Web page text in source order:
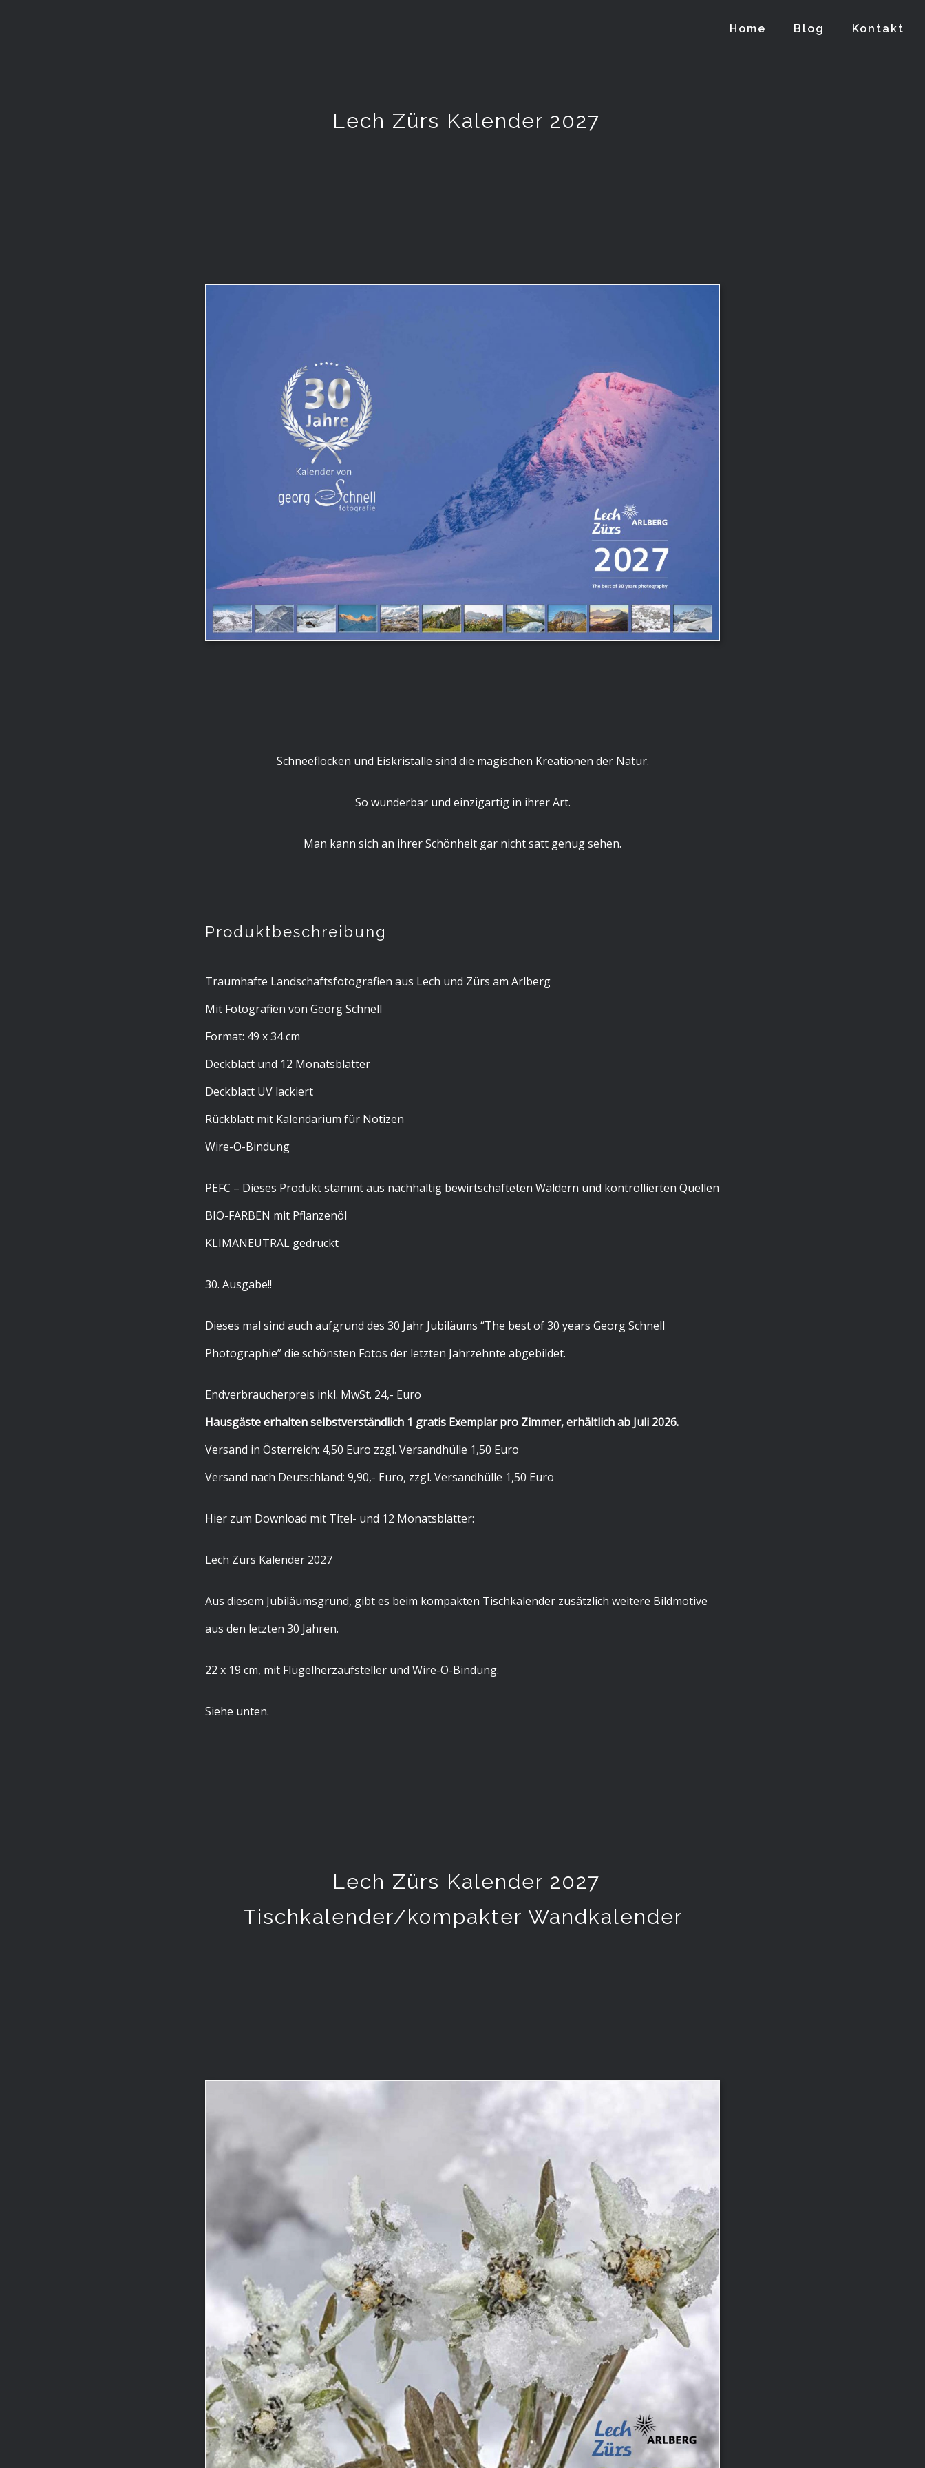
Home Blog Kontakt
Lech Zürs Kalender 2027
Schneeflocken und Eiskristalle sind die magischen Kreationen der Natur.
So wunderbar und einzigartig in ihrer Art.
Man kann sich an ihrer Schönheit gar nicht satt genug sehen.
Produktbeschreibung
Traumhafte Landschaftsfotografien aus Lech und Zürs am Arlberg
Mit Fotografien von Georg Schnell
Format: 49 x 34 cm
Deckblatt und 12 Monatsblätter
Deckblatt UV lackiert
Rückblatt mit Kalendarium für Notizen
Wire-O-Bindung
PEFC – Dieses Produkt stammt aus nachhaltig bewirtschafteten Wäldern und kontrollierten Quellen
BIO-FARBEN mit Pflanzenöl
KLIMANEUTRAL gedruckt
30. Ausgabe!!
Dieses mal sind auch aufgrund des 30 Jahr Jubiläums “The best of 30 years Georg Schnell
Photographie” die schönsten Fotos der letzten Jahrzehnte abgebildet.
Endverbraucherpreis inkl. MwSt. 24,- Euro
Hausgäste erhalten selbstverständlich 1 gratis Exemplar pro Zimmer, erhältlich ab Juli 2026.
Versand in Österreich: 4,50 Euro zzgl. Versandhülle 1,50 Euro
Versand nach Deutschland: 9,90,- Euro, zzgl. Versandhülle 1,50 Euro
Hier zum Download mit Titel- und 12 Monatsblätter:
Lech Zürs Kalender 2027
Aus diesem Jubiläumsgrund, gibt es beim kompakten Tischkalender zusätzlich weitere Bildmotive
aus den letzten 30 Jahren.
22 x 19 cm, mit Flügelherzaufsteller und Wire-O-Bindung.
Siehe unten.
Lech Zürs Kalender 2027
Tischkalender/kompakter Wandkalender